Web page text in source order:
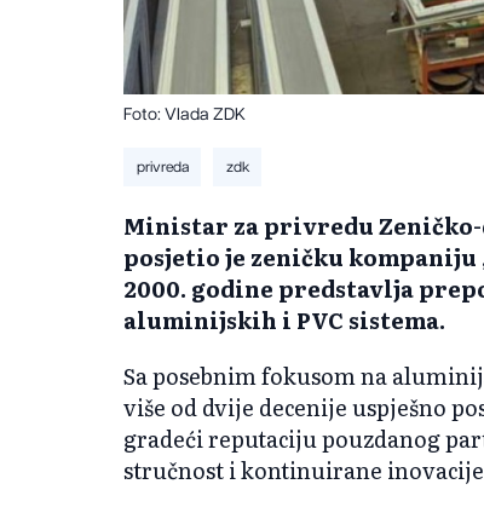
Foto: Vlada ZDK
privreda zdk
Ministar za privredu
posjetio je zeničku kompaniju
2000. godine predstavlja
aluminijskih i PVC sistema.
Sa posebnim fokusom na
više od dvije decenije uspješno
gradeći reputaciju pouzdanog
stručnost i kontinuirane